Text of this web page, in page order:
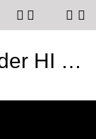
Letztes Punktspiel der HI auf der „Weiter, immer weiter“- Tour